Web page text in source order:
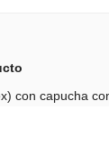
con capucha